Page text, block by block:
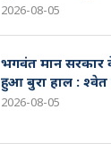
2026-08-05
भगवंत मान सरकार
हुआ बुरा हाल :
2026-08-05